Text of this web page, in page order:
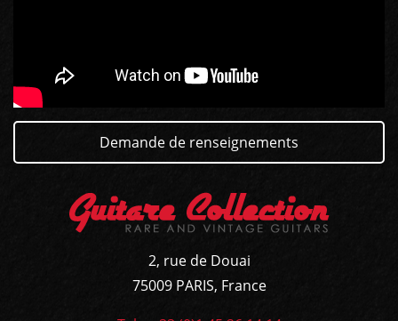
BASSES
AMPLIS
AUTRE
Demande de renseignements
2, rue de Douai
75009 PARIS, France